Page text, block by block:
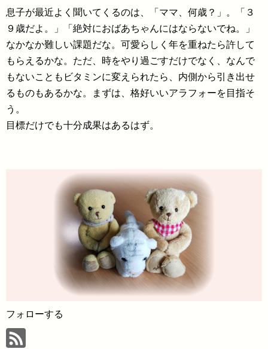
息子が最近よく聞いてくるのは、「ママ、何歳？」。「３
９歳だよ。」「絶対におばあちゃんにはならないでね。」
なかなか難しい課題だな。可愛らしく年を重ねたら許して
もらえるかな。ただ、時をやり過ごすだけでなく、なんで
もないこともビタミンに変えられたら、内側から引き出せ
るものもあるかな。まずは、格好いいアラフォーを目指そ
う。
目標だけでも十分成果はあるはず。
フォローする